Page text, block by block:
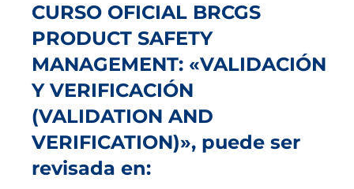
CURSO OFICIAL BRCGS
PRODUCT SAFETY
MANAGEMENT: «VALIDACIÓN
Y VERIFICACIÓN
(VALIDATION AND
VERIFICATION)», puede ser
revisada en: